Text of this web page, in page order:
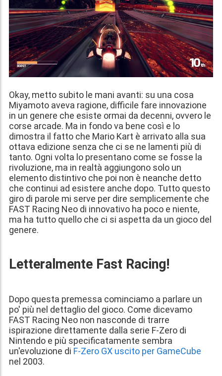
Okay, metto subito le mani avanti: su una cosa
Miyamoto aveva ragione, difficile fare innovazione
in un genere che esiste ormai da decenni, ovvero le
corse arcade. Ma in fondo va bene così e lo
dimostra il fatto che Mario Kart è arrivato alla sua
ottava edizione senza che ci se ne lamenti più di
tanto. Ogni volta lo presentano come se fosse la
rivoluzione, ma in realtà aggiungono solo un
elemento distintivo che poi non è neanche detto
che continui ad esistere anche dopo. Tutto questo
giro di parole mi serve per dire semplicemente che
FAST Racing Neo di innovativo ha poco e niente,
ma ha tutto quello che ci si aspetta da un gioco del
genere.
Letteralmente Fast Racing!
Dopo questa premessa cominciamo a parlare un
po' più nel dettaglio del gioco. Come dicevamo
FAST Racing Neo non nasconde di trarre
ispirazione direttamente dalla serie F-Zero di
Nintendo e più specificatamente sembra
un'evoluzione di F-Zero GX uscito per GameCube
nel 2003.